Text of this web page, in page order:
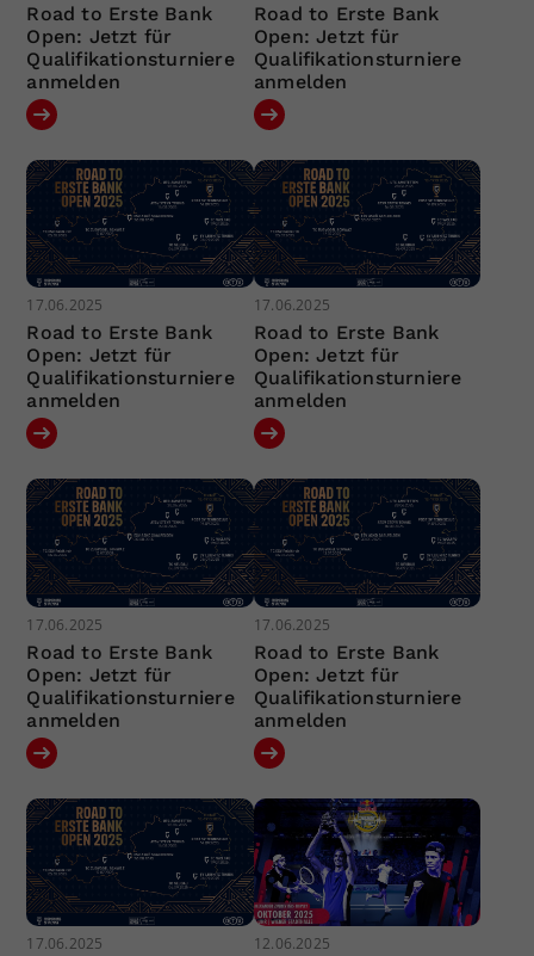
Road to Erste Bank
Open: Jetzt für
Qualifikationsturniere
anmelden
Road to Erste Bank
Open: Jetzt für
Qualifikationsturniere
anmelden
17.06.2025
Road to Erste Bank
Open: Jetzt für
Qualifikationsturniere
anmelden
17.06.2025
Road to Erste Bank
Open: Jetzt für
Qualifikationsturniere
anmelden
17.06.2025
Road to Erste Bank
Open: Jetzt für
Qualifikationsturniere
anmelden
17.06.2025
Road to Erste Bank
Open: Jetzt für
Qualifikationsturniere
anmelden
17.06.2025 12.06.2025